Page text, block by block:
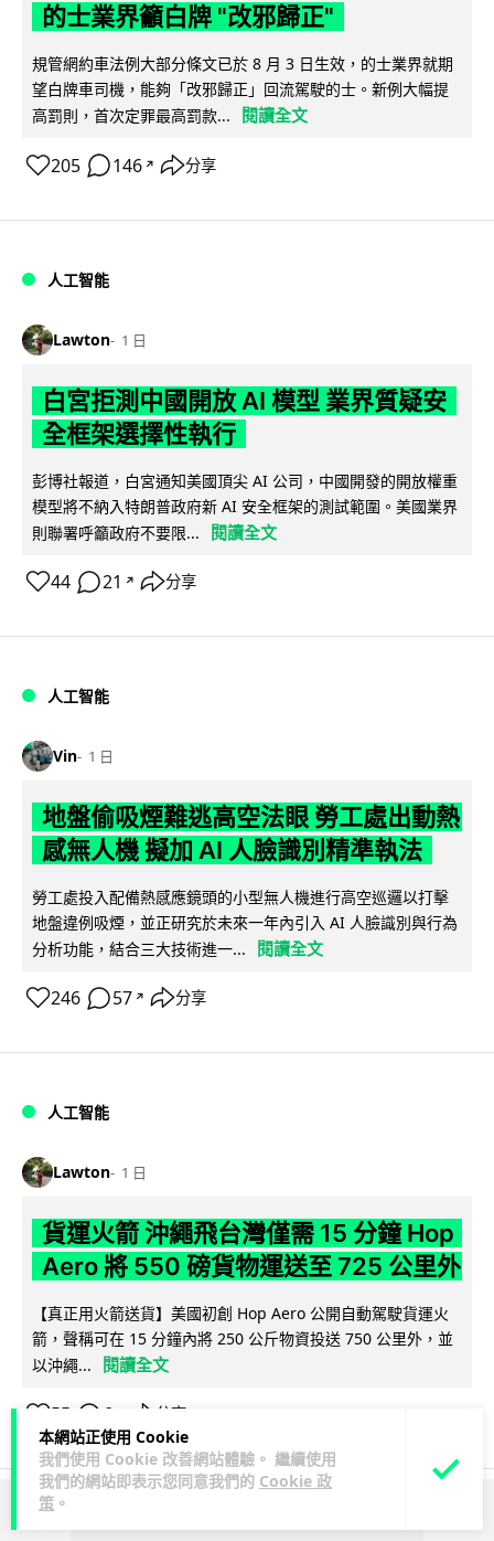
本網站正使用 Cookie
我們使用 Cookie 改善網站體驗。 繼續使用
我們的網站即表示您同意我們的 Cookie 政
策 。
的士業界籲白牌 "改邪歸正"
規管網約車法例大部分條文已於 8 月 3 日生效，的士業界就期
望白牌車司機，能夠「改邪歸正」回流駕駛的士。新例大幅提
高罰則，首次定罪最高罰款...
閱讀全文
205 146 ↗ 分享
人工智能
Lawton 1 日
白宮拒測中國開放 AI 模型 業界質疑安
全框架選擇性執行
彭博社報道，白宮通知美國頂尖 AI 公司，中國開發的開放權重
模型將不納入特朗普政府新 AI 安全框架的測試範圍。美國業界
則聯署呼籲政府不要限...
閱讀全文
44 21 ↗ 分享
人工智能
Vin 1 日
地盤偷吸煙難逃高空法眼 勞工處出動熱
感無人機 擬加 AI 人臉識別精準執法
勞工處投入配備熱感應鏡頭的小型無人機進行高空巡邏以打擊
地盤違例吸煙，並正研究於未來一年內引入 AI 人臉識別與行為
分析功能，結合三大技術進一...
閱讀全文
246 57 ↗ 分享
人工智能
Lawton 1 日
貨運火箭 沖繩飛台灣僅需 15 分鐘 Hop
Aero 將 550 磅貨物運送至 725 公里外
【真正用火箭送貨】美國初創 Hop Aero 公開自動駕駛貨運火
箭，聲稱可在 15 分鐘內將 250 公斤物資投送 750 公里外，並
以沖繩...
閱讀全文
55 6 分享